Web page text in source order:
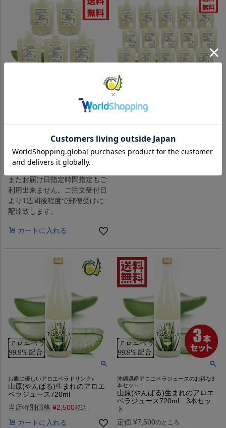
【送料無料】沖縄県産アロエベ
¥3,000
郵便受けへの投函ですので、代
引き払いはご利用出来ません。
またお届け日指定時間指定もご
利用出来ません。ご注文受付日
より1週間後程度で郵便受けに
配達致します。
カートに入れる
【送料無料】沖縄県産アロエベ
当店特別価格 ¥8,850
カートに入れる
お腹に優しいアロエベラドリンク♪
山原(やんばる)生まれのアロエ
ベラジュース720ml
当店特別価格 ¥2,500税込
カートに入れる
沖縄県産アロエベラジュースのお得な3
本セット！
山原(やんばる)生まれのアロエ
ベラジュース720ml 3本セッ
ト
定価 ¥7,500のところ